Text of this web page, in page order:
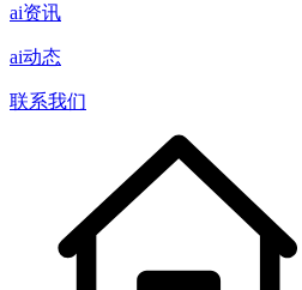
ai资讯
ai动态
联系我们